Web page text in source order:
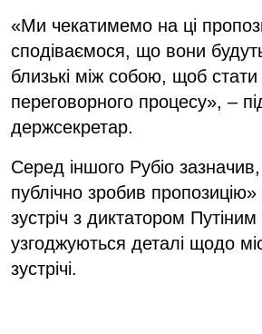
«Ми чекатимемо на ці
сподіваємося, що вони
близькі між собою, щоб
переговорного процесу», –
держсекретар.
Серед іншого Рубіо
публічно зробив
зустріч з диктатором
узгоджуються деталі щодо
зустрічі.